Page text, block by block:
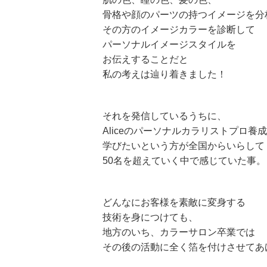
骨格や顔のパーツの持つイメージを分
その方のイメージカラーを診断して
パーソナルイメージスタイルを
お伝えすることだと
私の考えは辿り着きました！
それを発信しているうちに、
Aliceのパーソナルカラリストプロ養
学びたいという方が全国からいらし
50名を超えていく中で感じていた事。
どんなにお客様を素敵に変身する
技術を身につけても、
地方のいち、カラーサロン卒業では
その後の活動に全く箔を付けさせて